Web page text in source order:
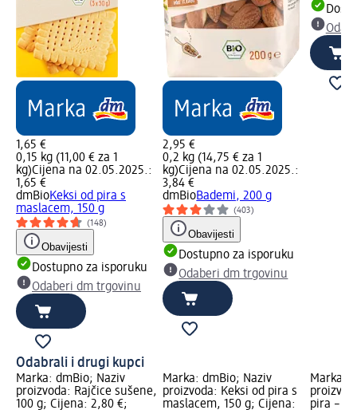
1,65 €
0,15 kg (11,00 € za 1
kg)Cijena na 02.05.2025.:
1,65 €
dmBioKeksi od pira s
maslacem, 150 g
(148)
Obavijesti
Dostupno za isporuku
Odaberi dm trgovinu
2,95 €
0,2 kg (14,75 € za 1
kg)Cijena na 02.05.2025.:
3,84 €
dmBioBademi, 200 g
(403)
Obavijesti
Dostupno za isporuku
Odaberi dm trgovinu
Odabrali i drugi kupci
Marka: dmBio; Naziv
proizvoda: Rajčice sušene,
100 g; Cijena: 2,80 €;
Marka: dmBio; Naziv
proizvoda: Keksi od pira s
maslacem, 150 g; Cijena:
Marka:
pira –